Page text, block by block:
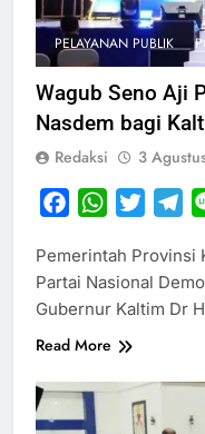
PELAYANAN PUBLIK
Wagub Seno Aji
Nasdem bagi
Redaksi 3
FacebookWhatsApp
Twitter
Pemerintah Provinsi
Partai Nasional
Gubernur Kaltim Dr
Read More